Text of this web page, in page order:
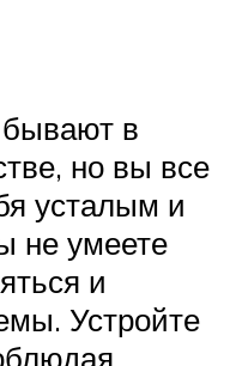
в
но вы все
усталым и
не умеете
и
Устройте